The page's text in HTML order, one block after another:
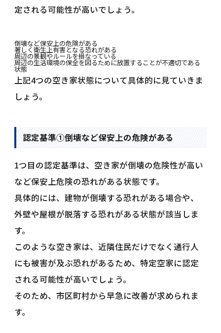
定される可能性が高いでしょう。
倒壊など保安上の危険がある
著しく衛生上有害となる恐れがある
周辺の景観やルールを損なっている
周辺の生活環境の保全を図るために放置することが不適切である
状態
上記4つの空き家状態について具体的に見ていきま
しょう。
認定基準①倒壊など保安上の危険がある
1つ目の認定基準は、空き家が倒壊の危険性が高い
など保安上危険の恐れがある状態です。
具体的には、建物が倒壊する恐れがある場合や、
外壁や屋根が脱落する恐れがある状態が該当しま
す。
このような空き家は、近隣住民だけでなく通行人
にも被害が及ぶ恐れがあるため、特定空家に認定
される可能性が高いでしょう。
そのため、市区町村から早急に改善が求められま
す。